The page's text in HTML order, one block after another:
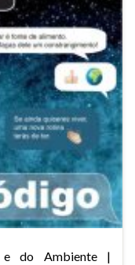
e do Ambiente |